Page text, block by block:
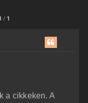
/ 1
a cikkeken. A